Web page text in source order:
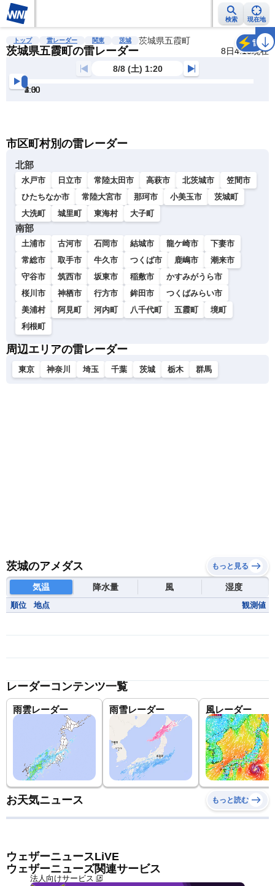
検索 現在地
雨雲レーダー 台風情報 地震情報 警報・注意報 2週間天気 ラ
トップ 雷レーダー 関東 茨城 茨城県五霞町
茨城県五霞町の雷レーダー 8日4:10現在
雷
8/8 (土) 1:20
1:30
2:00
2:30
3:00
3:30
4:00
市区町村別の雷レーダー
北部
水戸市 日立市 常陸太田市 高萩市 北茨城市
笠間市
ひたちなか市
常陸大宮市 那珂市 小美玉市
茨城町
大洗町
城里町 東海村 大子町
南部
土浦市 古河市 石岡市 結城市 龍ケ崎市
下妻市
常総市
取手市 牛久市 つくば市 鹿嶋市
潮来市
守谷市
筑西市 坂東市 稲敷市
かすみがうら市
桜川市
神栖市 行方市 鉾田市
つくばみらい市
美浦村
阿見町 河内町 八千代町 五霞町
境町
利根町
周辺エリアの雷レーダー
東京 神奈川 埼玉 千葉 茨城 栃木 群馬
茨城のアメダス もっと見る
気温 降水量 風 湿度
順位 地点 観測値
レーダーコンテンツ一覧
雨雲レーダー 雨雪レーダー 風レーダー
お天気ニュース もっと読む
ウェザーニュースLiVE
ウェザーニューズ関連サービス
法人向けサービス